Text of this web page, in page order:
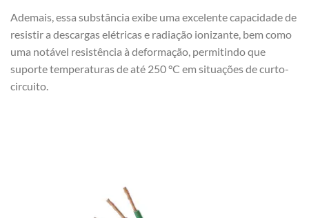
Ademais, essa substância exibe uma excelente capacidade de
resistir a descargas elétricas e radiação ionizante, bem como
uma notável resistência à deformação, permitindo que
suporte temperaturas de até 250 °C em situações de curto-
circuito.